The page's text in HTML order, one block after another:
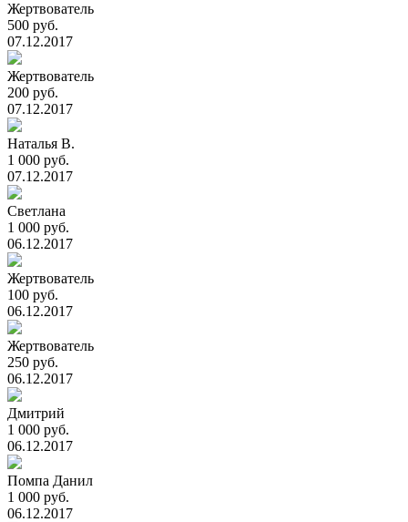
Жертвователь
500 руб.
07.12.2017
Жертвователь
200 руб.
07.12.2017
Наталья В.
1 000 руб.
07.12.2017
Светлана
1 000 руб.
06.12.2017
Жертвователь
100 руб.
06.12.2017
Жертвователь
250 руб.
06.12.2017
Дмитрий
1 000 руб.
06.12.2017
Помпа Данил
1 000 руб.
06.12.2017